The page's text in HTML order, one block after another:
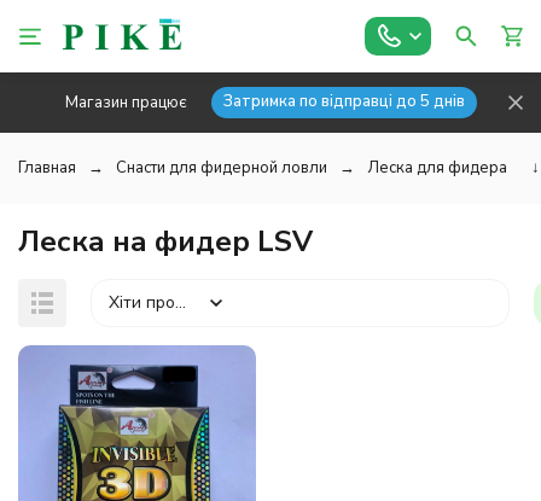
Магазин працює Затримка по відправці до 5 днів
Главная Снасти для фидерной ловли Леска для фидера ↓
Леска на фидер LSV
Хіти продажів